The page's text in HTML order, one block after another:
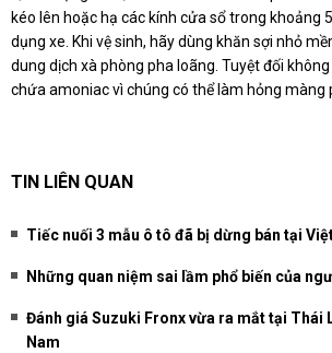
kéo lên hoặc hạ các kính cửa sổ trong khoảng
dụng xe. Khi vệ sinh, hãy dùng khăn sợi nhỏ
dung dịch xà phòng pha loãng. Tuyệt đối
chứa amoniac vì chúng có thể làm hỏng màng
TIN LIÊN QUAN
Tiếc nuối 3 mẫu ô tô đã bị dừng bán tại
Những quan niệm sai lầm phổ biến của
Đánh giá Suzuki Fronx vừa ra mắt tại Thái
Nam